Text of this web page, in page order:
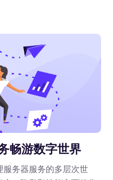
畅游数字世界
务器服务的多层次世